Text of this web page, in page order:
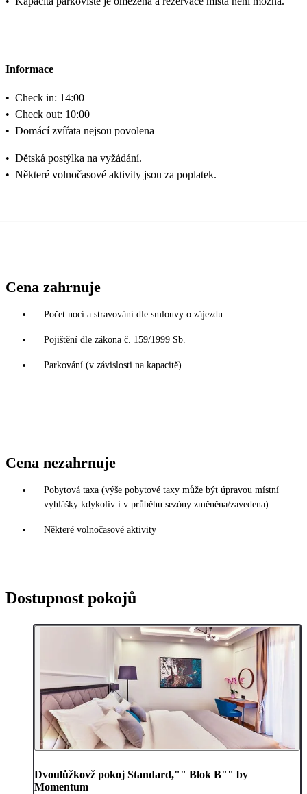
Informace
• Check in: 14:00
• Check out: 10:00
• Domácí zvířata nejsou povolena
• Dětská postýlka na vyžádání.
• Některé volnočasové aktivity jsou za poplatek.
Cena zahrnuje
Počet nocí a stravování dle smlouvy o zájezdu
Pojištění dle zákona č. 159/1999 Sb.
Parkování (v závislosti na kapacitě)
Cena nezahrnuje
Pobytová taxa (výše pobytové taxy může být úpravou místní
vyhlášky kdykoliv i v průběhu sezóny změněna/zavedena)
Některé volnočasové aktivity
Dostupnost pokojů
Dvoulůžkovž pokoj Standard,"" Blok B"" by
Momentum